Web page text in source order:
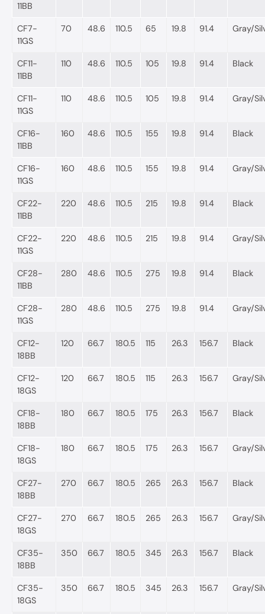
11BB
CF7-
11GS
70 48.6 110.5 65 19.8 91.4 Gray/
CF11-
11BB
110 48.6 110.5 105 19.8 91.4 Black
CF11-
11GS
110 48.6 110.5 105 19.8 91.4 Gray/
CF16-
11BB
160 48.6 110.5 155 19.8 91.4 Black
CF16-
11GS
160 48.6 110.5 155 19.8 91.4 Gray/
CF22-
11BB
220 48.6 110.5 215 19.8 91.4 Black
CF22-
11GS
220 48.6 110.5 215 19.8 91.4 Gray/
CF28-
11BB
280 48.6 110.5 275 19.8 91.4 Black
CF28-
11GS
280 48.6 110.5 275 19.8 91.4 Gray/
CF12-
18BB
120 66.7 180.5 115 26.3 156.7 Black
CF12-
18GS
120 66.7 180.5 115 26.3 156.7 Gray/
CF18-
18BB
180 66.7 180.5 175 26.3 156.7 Black
CF18-
18GS
180 66.7 180.5 175 26.3 156.7 Gray/
CF27-
18BB
270 66.7 180.5 265 26.3 156.7 Black
CF27-
18GS
270 66.7 180.5 265 26.3 156.7 Gray/
CF35-
18BB
350 66.7 180.5 345 26.3 156.7 Black
CF35-
18GS
350 66.7 180.5 345 26.3 156.7 Gray/